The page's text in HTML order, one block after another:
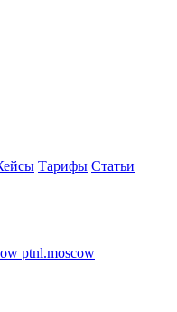
Тарифы Статьи
ptnl.moscow